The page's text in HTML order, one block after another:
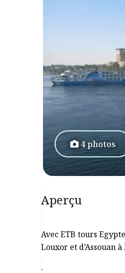
4 photos
Aperçu
Avec ETB tours
Louxor et d’Assouan
.